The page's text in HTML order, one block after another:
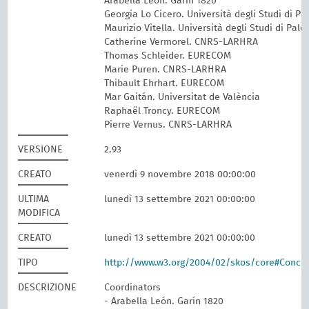
Georgia Lo Cicero. Università degli Studi di
Maurizio Vitella. Università degli Studi di
Catherine Vermorel. CNRS-LARHRA
Thomas Schleider. EURECOM
Marie Puren. CNRS-LARHRA
Thibault Ehrhart. EURECOM
Mar Gaitán. Universitat de València
Raphaël Troncy. EURECOM
Pierre Vernus. CNRS-LARHRA
VERSIONE 2.93
CREATO venerdì 9 novembre 2018 00:00:00
ULTIMA
MODIFICA
lunedì 13 settembre 2021 00:00:00
CREATO lunedì 13 settembre 2021 00:00:00
TIPO http://www.w3.org/2004/02/skos/
DESCRIZIONE
Coordinators
- Arabella León. Garín 1820